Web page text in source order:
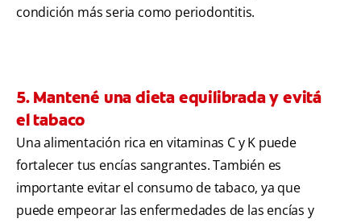
condición más seria como periodontitis.
5. Mantené una dieta equilibrada y evitá
el tabaco
Una alimentación rica en vitaminas C y K puede
fortalecer tus encías sangrantes. También es
importante evitar el consumo de tabaco, ya que
puede empeorar las enfermedades de las encías y